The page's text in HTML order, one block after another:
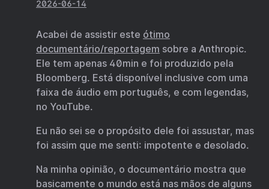
2026-06-14
Acabei de assistir este ótimo
documentário/reportagem sobre a Anthropic.
Ele tem apenas 40min e foi produzido pela
Bloomberg. Está disponível inclusive com uma
faixa de áudio em português, e com legendas,
no YouTube.
Eu não sei se o propósito dele foi assustar, mas
foi assim que me senti: impotente e desolado.
Na minha opinião, o documentário mostra que
basicamente o mundo está nas mãos de alguns